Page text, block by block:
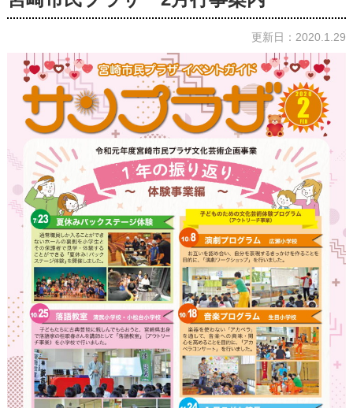
更新日：2020.1.29